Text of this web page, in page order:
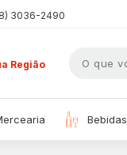
3036-2490
Região
mercearia bebidas